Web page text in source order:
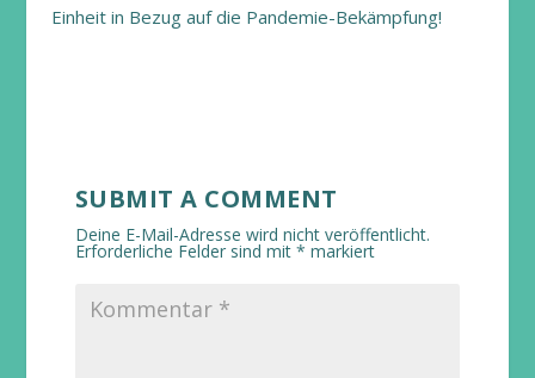
Einheit in Bezug auf die Pandemie-Bekämpfung!
SUBMIT A COMMENT
Deine E-Mail-Adresse wird nicht veröffentlicht.
Erforderliche Felder sind mit * markiert